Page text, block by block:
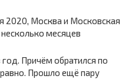
2020, Москва и Московская
месяцев
Причём обратился по
Прошло ещё пару